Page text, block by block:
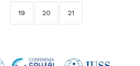
19 20 21